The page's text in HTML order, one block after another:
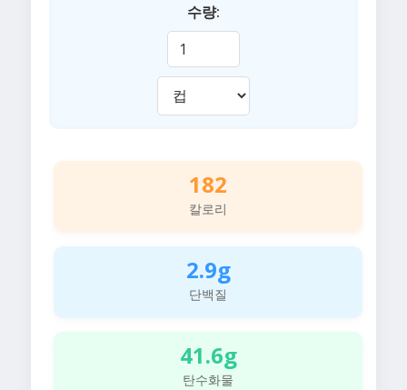
수량:
182
칼로리
2.9g
단백질
41.6g
탄수화물